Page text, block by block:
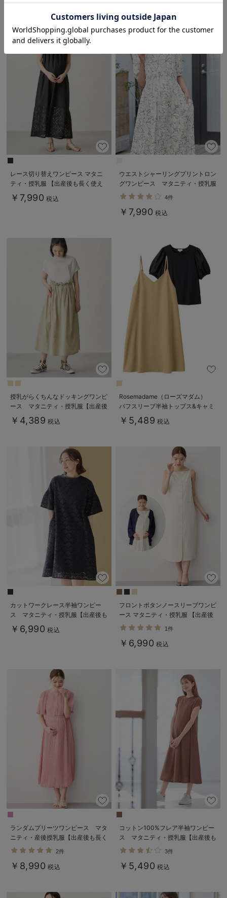
レース切り替えワンピース マタニ
ティ・授乳服 【出産後も長く使え
る】
￥7,990 税込
ウエストシャーリングプリントロン
グワンピース マタニティ・授乳服
【出産後も長く使える】
4件
￥7,990 税込
授乳がらくちんなドッキングワンピ
ース マタニティ・授乳服【出産後
も長く使える】Rosemadame（ロ
ーズマダム）
￥4,389 税込
Rosemadame（ローズマダム）
パフスリーブ半袖トップス&キャミ
ワンピセット マタニティ・産後授
乳服【出産後も長く使える】
￥5,489 税込
カットワークレース半袖ワンピー
ス マタニティ・授乳服【出産後も
長く着られる】
￥6,990 税込
フロントボタンノースリーブワンピ
ース マタニティ・授乳服 【出産後
も長く使える】
1件
￥6,990 税込
ランダムプリーツワンピース マタ
ニティ・産後授乳服【出産後も長く
使える】
2件
￥8,990 税込
コットン100%フレア半袖ワンピー
ス マタニティ・授乳服【出産後も
長く使える】
3件
￥5,490 税込
お気に入り商品を確認する